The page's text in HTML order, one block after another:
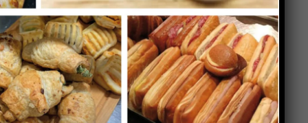
Popular
Cultura, Marchetti (Lega):
“Dal Governo oltre 13 milioni
di euro per Gubbio, Assisi e
Piediluco”